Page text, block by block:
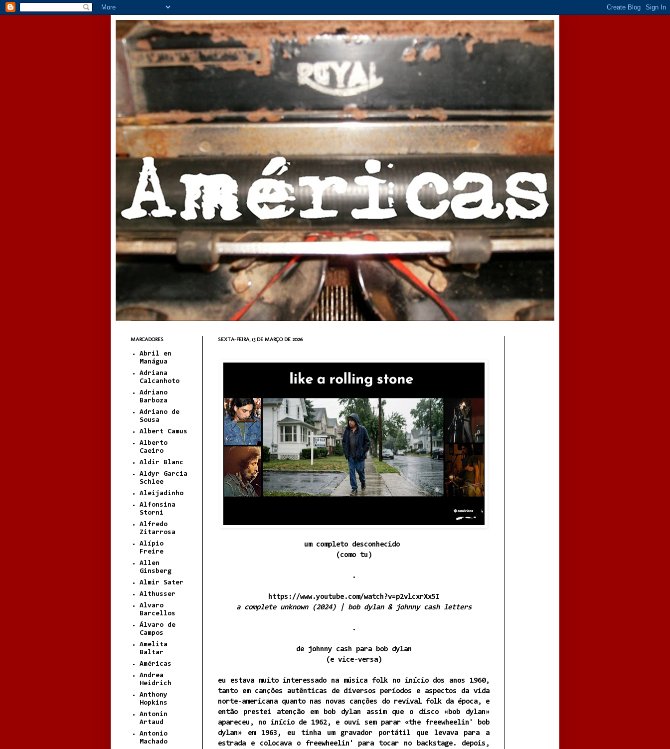
SEXTA-FEIRA, 13 DE MARÇO DE 2026
um completo desconhecido
(como tu)
.
https://www.youtube.com/watch?v=p2vlcxrXx5I
a complete unknown (2024) | bob dylan & johnny cash letters
.
de johnny cash para bob dylan
(e vice-versa)
eu estava muito interessado na música folk no início dos anos 1960,
tanto em canções autênticas de diversos períodos e aspectos da vida
norte-americana quanto nas novas canções do revival folk da época, e
então prestei atenção em bob dylan assim que o disco «bob dylan»
apareceu, no início de 1962, e ouvi sem parar «the freewheelin' bob
dylan» em 1963, eu tinha um gravador portátil que levava para a
estrada e colocava o freewheelin' para tocar no backstage. depois,
MARCADORES
Abril en
Manágua
Adriana
Calcanhoto
Adriano
Barboza
Adriano de
Sousa
Albert Camus
Alberto
Caeiro
Aldir Blanc
Aldyr Garcia
Schlee
Aleijadinho
Alfonsina
Storni
Alfredo
Zitarrosa
Alípio
Freire
Allen
Ginsberg
Almir Sater
Althusser
Alvaro
Barcellos
Álvaro de
Campos
Amelita
Baltar
Américas
Andrea
Heidrich
Anthony
Hopkins
Antonin
Artaud
Antonio
Machado